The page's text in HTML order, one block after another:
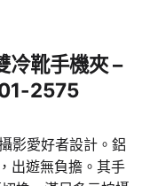
靴手機夾 –
2575
影愛好者設計。鋁
出遊無負擔。其手